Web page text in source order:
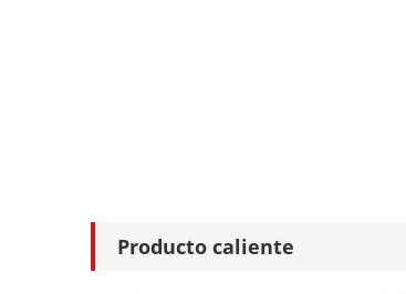
Producto caliente